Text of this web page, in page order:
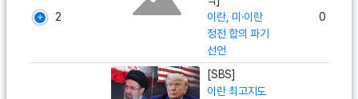
2
이란, 미·이란
정전 합의 파기
선언
0
[SBS]
이란 최고지도